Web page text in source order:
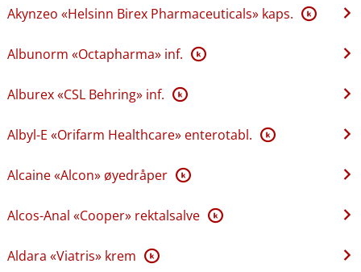
Akynzeo «Helsinn Birex Pharmaceuticals» kaps. K
Albunorm «Octapharma» inf. K
Alburex «CSL Behring» inf. K
Albyl-E «Orifarm Healthcare» enterotabl. K
Alcaine «Alcon» øyedråper K
Alcos-Anal «Cooper» rektalsalve K
Aldara «Viatris» krem K